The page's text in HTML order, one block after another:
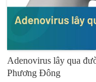
Adenovirus lây qua
Phương Đông